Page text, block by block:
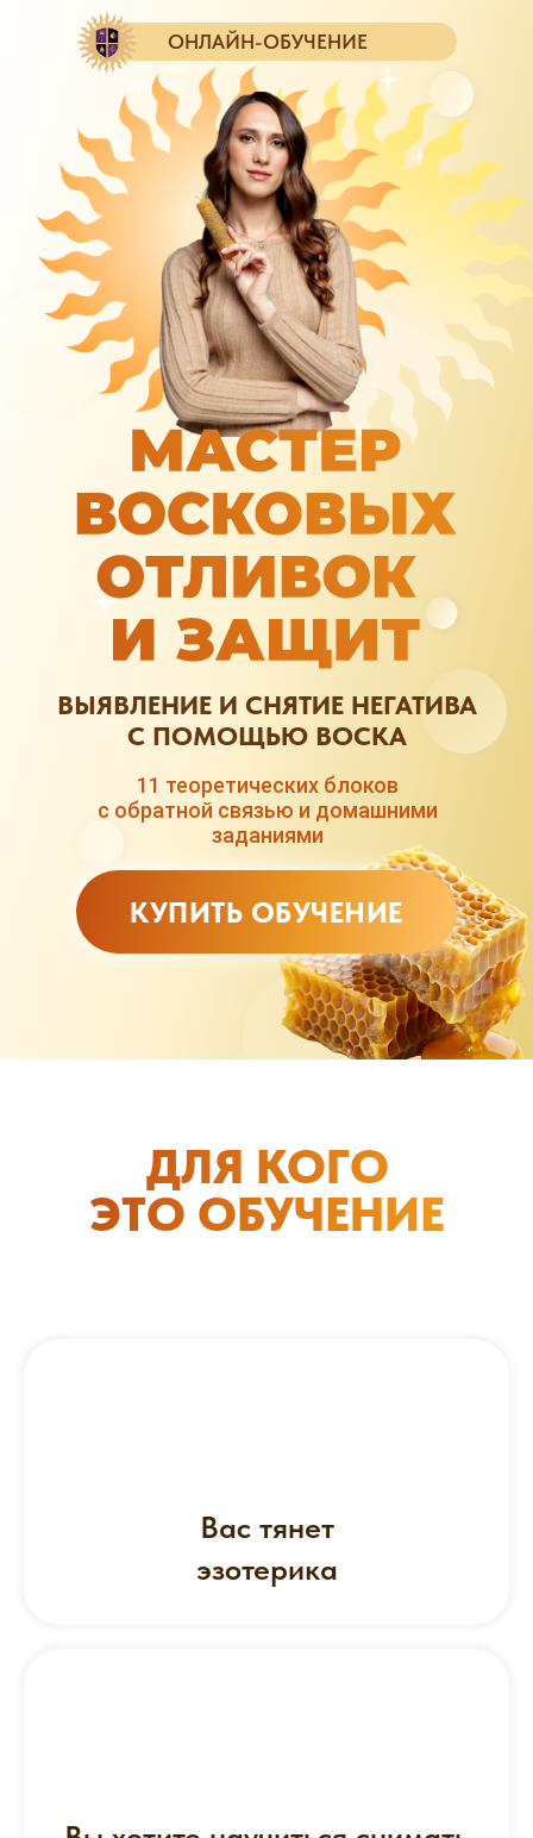
ОНЛАЙН-ОБУЧЕНИЕ
КУПИТЬ ОБУЧЕНИЕ
ВЫЯВЛЕНИЕ И СНЯТИЕ НЕГАТИВА
С ПОМОЩЬЮ ВОСКА
11 теоретических блоков
с обратной связью и домашними
заданиями
ДЛЯ КОГО
ЭТО ОБУЧЕНИЕ
Вас тянет
эзотерика